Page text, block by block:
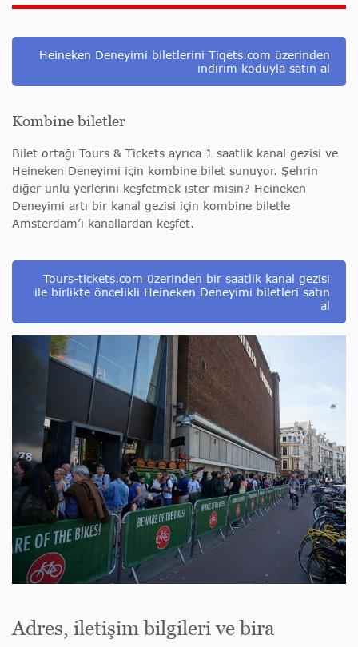
Heineken Deneyimi biletlerini Tiqets.com üzerinden
indirim koduyla satın al
Kombine biletler
Bilet ortağı Tours & Tickets ayrıca 1 saatlik kanal gezisi ve
Heineken Deneyimi için kombine bilet sunuyor. Şehrin
diğer ünlü yerlerini keşfetmek ister misin? Heineken
Deneyimi artı bir kanal gezisi için kombine biletle
Amsterdam’ı kanallardan keşfet.
Tours-tickets.com üzerinden bir saatlik kanal gezisi
ile birlikte öncelikli Heineken Deneyimi biletleri satın
al
Adres, iletişim bilgileri ve bira